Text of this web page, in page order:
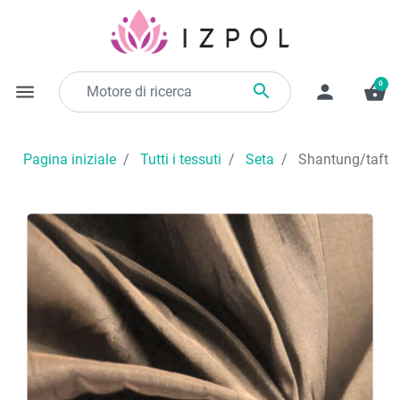
menu  person shopping_basket
0
Pagina iniziale Tutti i tessuti Seta Shantung/taft